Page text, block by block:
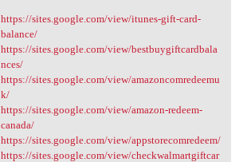
https://sites.google.com/view/itunes-gift-card-
balance/
https://sites.google.com/view/bestbuygiftcardbala
nces/
https://sites.google.com/view/amazoncomredeemu
k/
https://sites.google.com/view/amazon-redeem-
canada/
https://sites.google.com/view/appstorecomredeem/
https://sites.google.com/view/checkwalmartgiftcar